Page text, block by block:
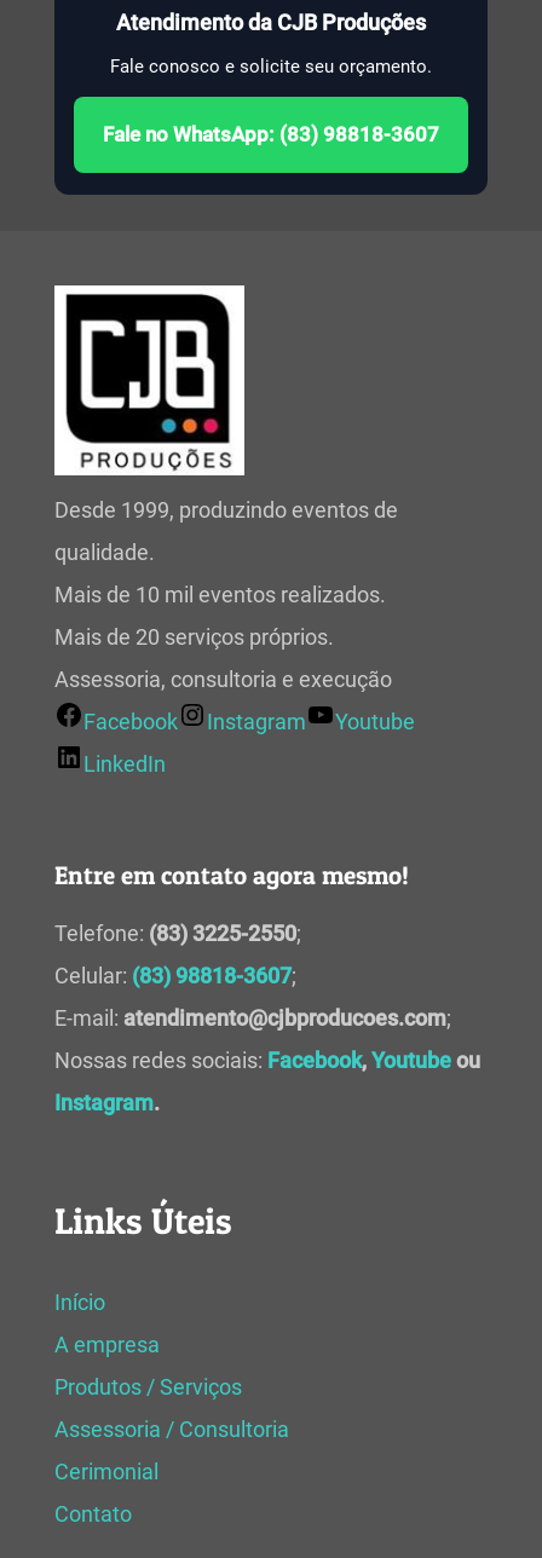
Atendimento da CJB Produções
Fale conosco e solicite seu orçamento.
Fale no WhatsApp: (83) 98818-3607
Desde 1999, produzindo eventos de
qualidade.
Mais de 10 mil eventos realizados.
Mais de 20 serviços próprios.
Assessoria, consultoria e execução
Facebook
Instagram
Youtube
LinkedIn
Entre em contato agora mesmo!
Telefone: (83) 3225-2550;
Celular: (83) 98818-3607;
E-mail: atendimento@cjbproducoes.com;
Nossas redes sociais: Facebook,Youtubeou
Instagram.
Links Úteis
Início
A empresa
Produtos / Serviços
Assessoria / Consultoria
Cerimonial
Contato